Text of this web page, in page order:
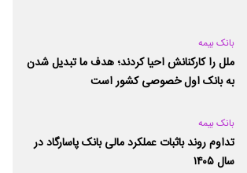
بانک بیمه
ملل را کارکنانش احیا کردند؛ هدف ما تبدیل شدن
به بانک اول خصوصی کشور است
بانک بیمه
تداوم روند باثبات عملکرد مالی بانک پاسارگاد در
سال ۱۴۰۵